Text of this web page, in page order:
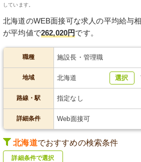
しています。
北海道のWEB面接可な求人の平均給与
が平均値で262,020円です。
職種 施設長・管理職
地域 北海道 選択
路線・駅 指定なし
詳細条件 Web面接可
北海道でおすすめの検索条件
詳細条件で選択